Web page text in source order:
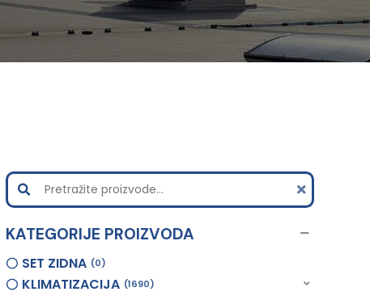
KATEGORIJE PROIZVODA
SET ZIDNA 0
KLIMATIZACIJA 1690